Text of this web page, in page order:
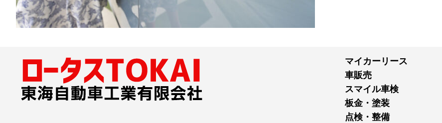
マイカーリース
車販売
スマイル車検
板金・塗装
点検・整備